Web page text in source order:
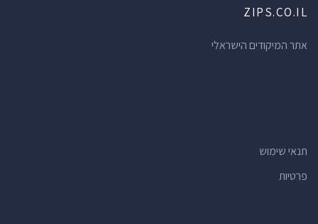
ZIPS.CO.IL
אתר המיקודים הישראלי
תנאי שימוש
פרטיות